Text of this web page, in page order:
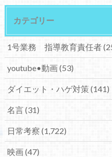
カテゴリー
1号業務 指導教育責任者
youtube•動画(53)
ダイエット・ハゲ対策(141)
名言(31)
日常考察 (1,722)
映画(47)